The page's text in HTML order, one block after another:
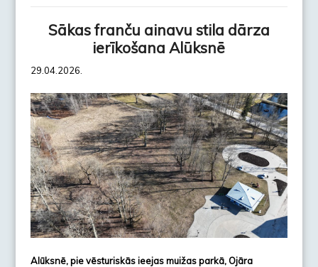
Sākas franču ainavu stila dārza
ierīkošana Alūksnē
29.04.2026.
Alūksnē, pie vēsturiskās ieejas muižas parkā, Ojāra